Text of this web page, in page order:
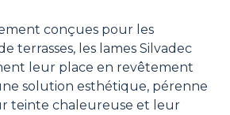
conçues pour les
terrasses, les lames Silvadec
leur place en revêtement
solution esthétique, pérenne
teinte chaleureuse et leur